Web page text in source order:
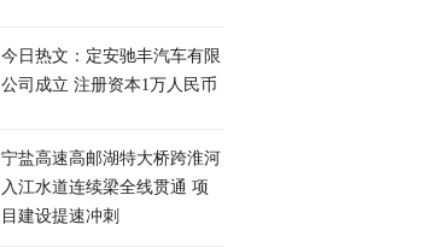
今日热文：定安驰丰汽车有限
公司成立 注册资本1万人民币
宁盐高速高邮湖特大桥跨淮河
入江水道连续梁全线贯通 项
目建设提速冲刺